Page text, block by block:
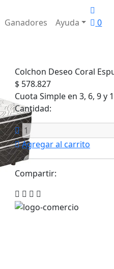
Ganadores Ayuda 0
Colchon Deseo Coral
$ 578.827
Cuota Simple en 3, 6, 9 y
Cantidad:
Agregar al carrito
Compartir: